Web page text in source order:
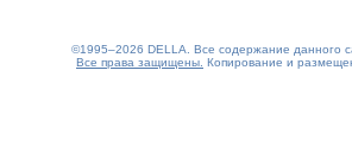
©1995–2026 DELLA. Все содержание данного
Все права защищены. Копирование и